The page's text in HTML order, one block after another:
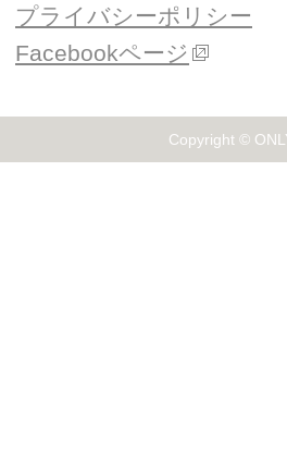
プライバシーポリシー
Facebookページ
Copyright ©